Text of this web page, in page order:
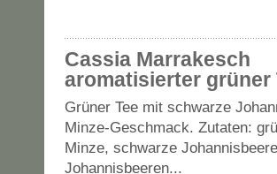
Cassia Marrakesch
aromatisierter grüner
Grüner Tee mit schwarze
Minze-Geschmack. Zutaten:
Minze, schwarze
Johannisbeeren...